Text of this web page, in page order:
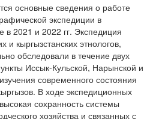
основные сведения о работе
экспедиции в
в 2021 и 2022 гг. Экспедиция
и кыргызстанских этнологов,
обследовали в течение двух
Иссык-Кульской, Нарынской и
современного состояния
В ходе экспедиционных
сохранность системы
хозяйства и связанных с